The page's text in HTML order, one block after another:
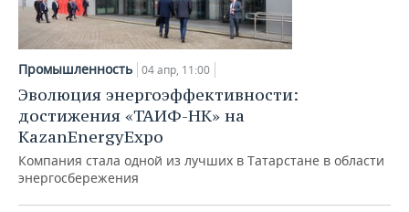
Промышленность 04 апр, 11:00
Эволюция энергоэффективности:
достижения «ТАИФ-НК» на
KazanEnergyExpo
Компания стала одной из лучших в Татарстане в области
энергосбережения